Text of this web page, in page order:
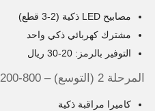
مصابيح LED ذكية (2-3 قطع)
مشترك كهربائي ذكي واحد
التوفير بالرمز: 20-30 ريال
المرحلة 2 (التوسع) – 800-1,200 ريال:
كاميرا مراقبة ذكية